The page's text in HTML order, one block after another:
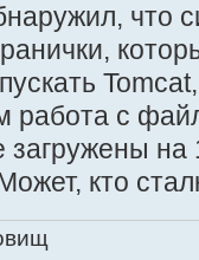
что
работа с
загружены на
кто